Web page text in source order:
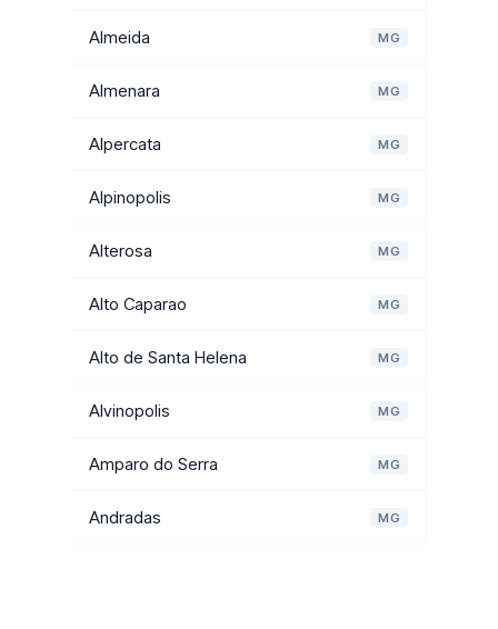
Almeida MG
Almenara MG
Alpercata MG
Alpinopolis MG
Alterosa MG
Alto Caparao MG
Alto de Santa Helena MG
Alvinopolis MG
Amparo do Serra MG
Andradas MG